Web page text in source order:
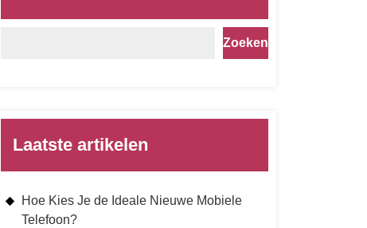
Zoeken
Laatste artikelen
Hoe Kies Je de Ideale Nieuwe Mobiele
Telefoon?